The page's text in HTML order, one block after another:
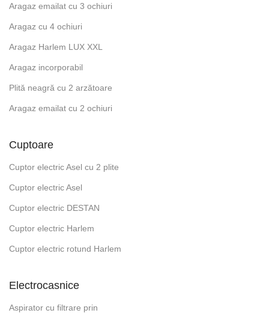
Aragaz emailat cu 3 ochiuri
Aragaz cu 4 ochiuri
Aragaz Harlem LUX XXL
Aragaz incorporabil
Plită neagră cu 2 arzătoare
Aragaz emailat cu 2 ochiuri
Cuptoare
Cuptor electric Asel cu 2 plite
Cuptor electric Asel
Cuptor electric DESTAN
Cuptor electric Harlem
Cuptor electric rotund Harlem
Electrocasnice
Aspirator cu filtrare prin